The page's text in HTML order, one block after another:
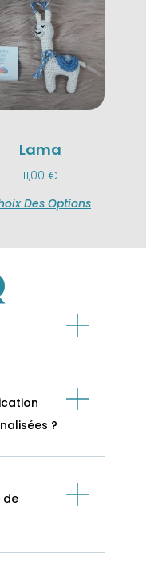
Lama
11,00€
Des Options
?
de